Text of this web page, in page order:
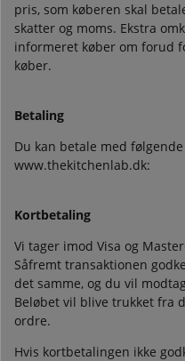
pris, som køberen skal
skatter og moms. Ekstra
informeret køber om forud
køber.
Betaling
Du kan betale med
www.thekitchenlab.dk:
Kortbetaling
Vi tager imod Visa og
Såfremt transaktionen
det samme, og du vil
Beløbet vil blive trukket fra
ordre.
Hvis kortbetalingen ikke